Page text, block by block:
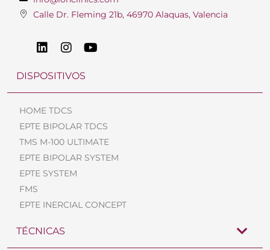
Calle Dr. Fleming 21b, 46970 Alaquas, Valencia
DISPOSITIVOS
HOME TDCS
EPTE BIPOLAR TDCS
TMS M-100 ULTIMATE
EPTE BIPOLAR SYSTEM
EPTE SYSTEM
FMS
EPTE INERCIAL CONCEPT
TÉCNICAS